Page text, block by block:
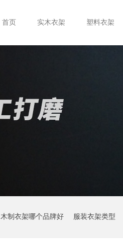
首页 实木衣架 塑料衣架
木制衣架哪个品牌好 服装衣架类型